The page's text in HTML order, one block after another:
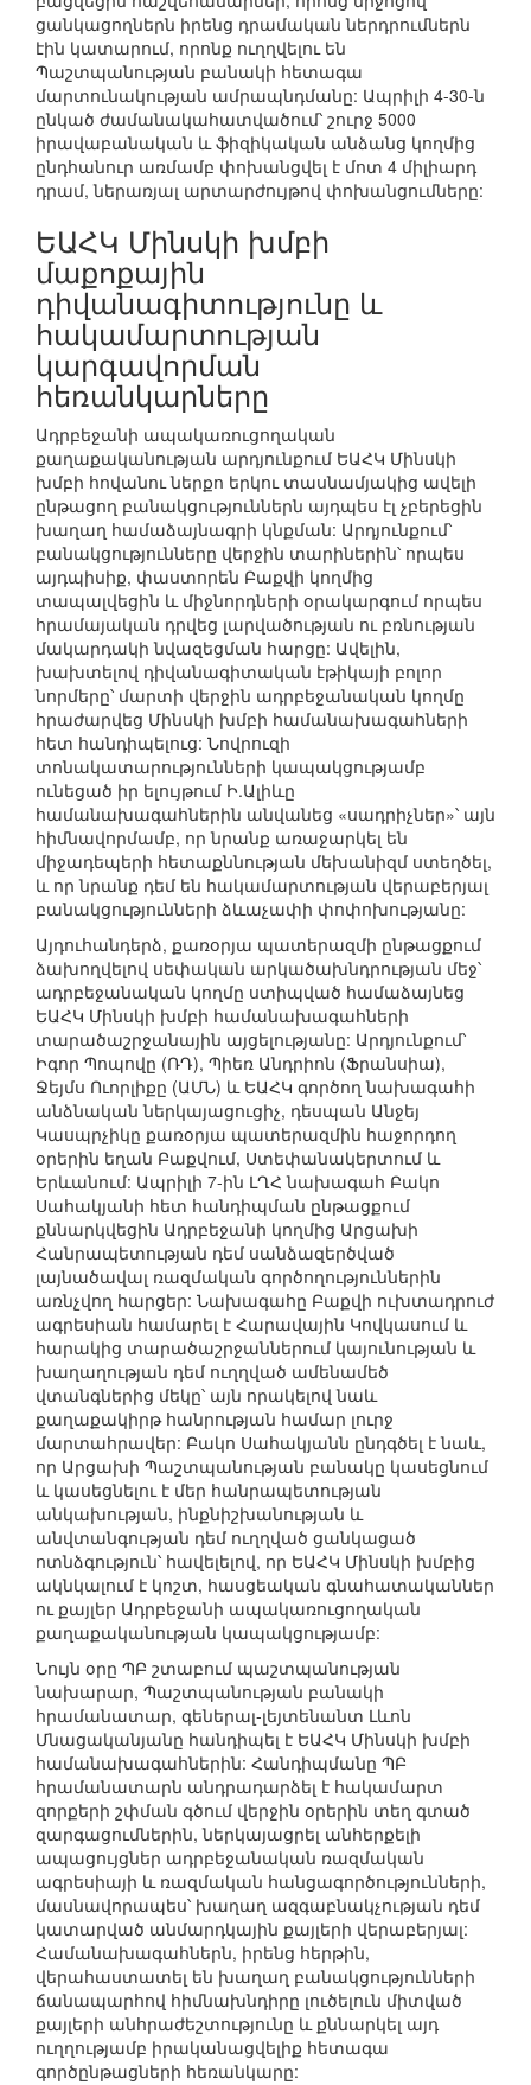
ցանկացողներն իրենց դրամական ներդրումներն
էին կատարում, որոնք ուղղվելու են
Պաշտպանության բանակի հետագա
մարտունակության ամրապնդմանը: Ապրիլի 4-30-ն
ընկած ժամանակահատվածում՝ շուրջ 5000
իրավաբանական և ֆիզիկական անձանց կողմից
ընդհանուր առմամբ փոխանցվել է մոտ 4 միլիարդ
դրամ, ներառյալ արտարժույթով փոխանցումները:
ԵԱՀԿ Մինսկի խմբի
մաքոքային
դիվանագիտությունը և
հակամարտության
կարգավորման
հեռանկարները
Ադրբեջանի ապակառուցողական
քաղաքականության արդյունքում ԵԱՀԿ Մինսկի
խմբի հովանու ներքո երկու տասնամյակից ավելի
ընթացող բանակցություններն այդպես էլ չբերեցին
խաղաղ համաձայնագրի կնքման: Արդյունքում՝
բանակցությունները վերջին տարիներին՝ որպես
այդպիսիք, փաստորեն Բաքվի կողմից
տապալվեցին և միջնորդների օրակարգում որպես
հրամայական դրվեց լարվածության ու բռնության
մակարդակի նվազեցման հարցը: Ավելին,
խախտելով դիվանագիտական էթիկայի բոլոր
նորմերը՝ մարտի վերջին ադրբեջանական կողմը
հրաժարվեց Մինսկի խմբի համանախագահների
հետ հանդիպելուց: Նովրուզի
տոնակատարությունների կապակցությամբ
ունեցած իր ելույթում Ի.Ալիևը
համանախագահներին անվանեց «սադրիչներ»՝ այն
հիմնավորմամբ, որ նրանք առաջարկել են
միջադեպերի հետաքննության մեխանիզմ ստեղծել,
և որ նրանք դեմ են հակամարտության վերաբերյալ
բանակցությունների ձևաչափի փոփոխությանը:
Այդուհանդերձ, քառօրյա պատերազմի ընթացքում
ձախողվելով սեփական արկածախնդրության մեջ՝
ադրբեջանական կողմը ստիպված համաձայնեց
ԵԱՀԿ Մինսկի խմբի համանախագահների
տարածաշրջանային այցելությանը: Արդյունքում՝
Իգոր Պոպովը (ՌԴ), Պիեռ Անդրիոն (Ֆրանսիա),
Ջեյմս Ուորլիքը (ԱՄՆ) և ԵԱՀԿ գործող նախագահի
անձնական ներկայացուցիչ, դեսպան Անջեյ
Կասպրչիկը քառօրյա պատերազմին հաջորդող
օրերին եղան Բաքվում, Ստեփանակերտում և
Երևանում: Ապրիլի 7-ին ԼՂՀ նախագահ Բակո
Սահակյանի հետ հանդիպման ընթացքում
քննարկվեցին Ադրբեջանի կողմից Արցախի
Հանրապետության դեմ սանձազերծված
լայնածավալ ռազմական գործողություններին
առնչվող հարցեր: Նախագահը Բաքվի ուխտադրուժ
ագրեսիան համարել է Հարավային Կովկասում և
հարակից տարածաշրջաններում կայունության և
խաղաղության դեմ ուղղված ամենամեծ
վտանգներից մեկը՝ այն որակելով նաև
քաղաքակիրթ հանրության համար լուրջ
մարտահրավեր: Բակո Սահակյանն ընդգծել է նաև,
որ Արցախի Պաշտպանության բանակը կասեցնում
և կասեցնելու է մեր հանրապետության
անկախության, ինքնիշխանության և
անվտանգության դեմ ուղղված ցանկացած
ոտնձգություն՝ հավելելով, որ ԵԱՀԿ Մինսկի խմբից
ակնկալում է կոշտ, հասցեական գնահատականներ
ու քայլեր Ադրբեջանի ապակառուցողական
քաղաքականության կապակցությամբ:
Նույն օրը ՊԲ շտաբում պաշտպանության
նախարար, Պաշտպանության բանակի
հրամանատար, գեներալ-լեյտենանտ Լևոն
Մնացականյանը հանդիպել է ԵԱՀԿ Մինսկի խմբի
համանախագահներին: Հանդիպմանը ՊԲ
հրամանատարն անդրադարձել է հակամարտ
զորքերի շփման գծում վերջին օրերին տեղ գտած
զարգացումներին, ներկայացրել անհերքելի
ապացույցներ ադրբեջանական ռազմական
ագրեսիայի և ռազմական հանցագործությունների,
մասնավորապես՝ խաղաղ ազգաբնակչության դեմ
կատարված անմարդկային քայլերի վերաբերյալ:
Համանախագահներն, իրենց հերթին,
վերահաստատել են խաղաղ բանակցությունների
ճանապարհով հիմնախնդիրը լուծելուն միտված
քայլերի անհրաժեշտությունը և քննարկել այդ
ուղղությամբ իրականացվելիք հետագա
գործընթացների հեռանկարը: